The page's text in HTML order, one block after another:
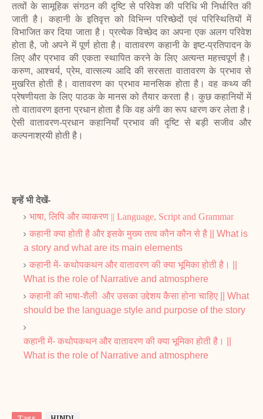
तत्वों के सामूहिक संगठन की दृष्टि से परिवेश की परिधि भी निर्धारित की
जाती है। कहानी के इतिवृत्त को विभिन्न परिच्छेदों एवं परिस्थितियों में
विभाजित कर दिया जाता है। प्रत्येक विच्छेद का अपना एक अलग परिवेश
होता है, जो अपने में पूर्ण होता है। वातावरण कहानी के इष्ट-प्रतिपादन के
लिए और प्रभाव की एकता स्थापित करने के लिए अत्यन्त महत्त्वपूर्ण है।
करुण, आश्चर्य, प्रेम, वात्सल्य आदि की सरसता वातावरण के प्रभाव से
मुखरित होती है। वातावरण का प्रभाव मानसिक होता है। वह कथ्य की
प्रेषणीयता के लिए पाठक के मानस को तैयार करता है। कुछ कहानियों में
तो वातावरण इतना प्रधान होता है कि वह अंगी का रूप धारण कर लेता है।
ऐसी वातावरण-प्रधान कहानियाँ प्रभाव की दृष्टि से बड़ी सजीव और
कल्पनाश्रयी होती है।
इन्हें भी देखें-
भाषा, लिपि और व्याकरण || Language, Script and Grammar
कहानी क्या होती है और इसके मुख्य तत्व कौन कौन से है || What is
a story and what are its main elements
कहानी में- कथोपकथन और वातावरण की क्या भूमिका होती है। ||
What is the role of Narrative and atmosphere
कहानी की भाषा-शैली और उसका उद्देशय कैसा होना चाहिए || What
should be the language style and purpose of the story
कहानी में- कथोपकथन और वातावरण की क्या भूमिका होती है। ||
What is the role of Narrative and atmosphere